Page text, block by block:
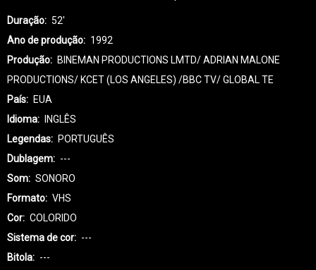
Duração
52'
Ano de produção
1992
Produção
BINEMAN PRODUCTIONS LMTD/ ADRIAN MALONE
PRODUCTIONS/ KCET (LOS ANGELES) /BBC TV/ GLOBAL TE
País
EUA
Idioma
INGLÊS
Legendas
PORTUGUÊS
Dublagem
---
Som
SONORO
Formato
VHS
Cor
COLORIDO
Sistema de cor
---
Bitola
---